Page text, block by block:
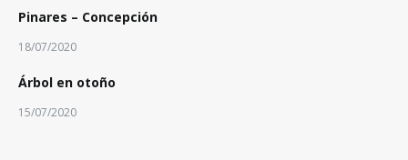
Pinares – Concepción
18/07/2020
Árbol en otoño
15/07/2020